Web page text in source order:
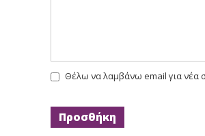
Θέλω να λαμβάνω email για νέα